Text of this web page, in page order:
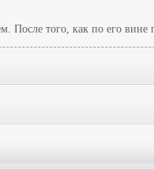
После того, как по его